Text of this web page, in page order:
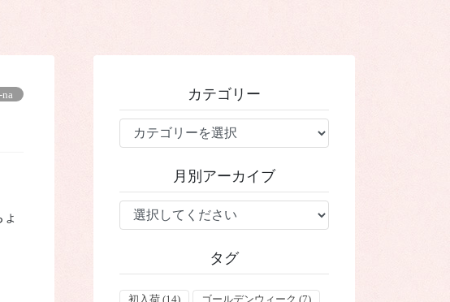
カテゴリー
テ
ー
月別アーカイブ
タグ
初入荷 (14) ゴールデンウィーク (7)